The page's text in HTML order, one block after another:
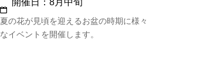
夏の花が見頃を迎えるお盆の時期に様々
なイベントを開催します。
開催日：8月中旬